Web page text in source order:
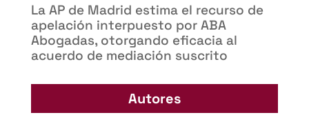
La AP de Madrid estima el recurso de
apelación interpuesto por ABA
Abogadas, otorgando eficacia al
acuerdo de mediación suscrito
Autores